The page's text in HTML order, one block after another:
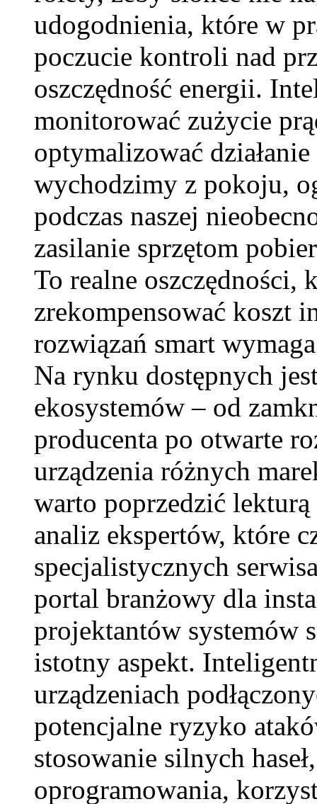
udogodnienia, które w
poczucie kontroli nad
oszczędność energii.
monitorować zużycie
optymalizować
wychodzimy z pokoju,
podczas naszej
zasilanie sprzętom
To realne oszczędności,
zrekompensować koszt
rozwiązań smart
Na rynku dostępnych
ekosystemów – od
producenta po otwarte
urządzenia różnych
warto poprzedzić
analiz ekspertów, które
specjalistycznych
portal branżowy dla
projektantów systemów
istotny aspekt.
urządzeniach
potencjalne ryzyko
stosowanie silnych
oprogramowania,